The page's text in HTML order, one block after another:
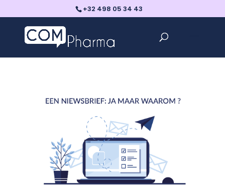
+32 498 05 34 43